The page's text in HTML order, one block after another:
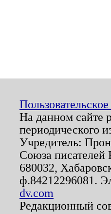
На данном сайте
периодического
Учредитель:
Союза
680032,
ф.84212296081.
dv.com
Редакционный